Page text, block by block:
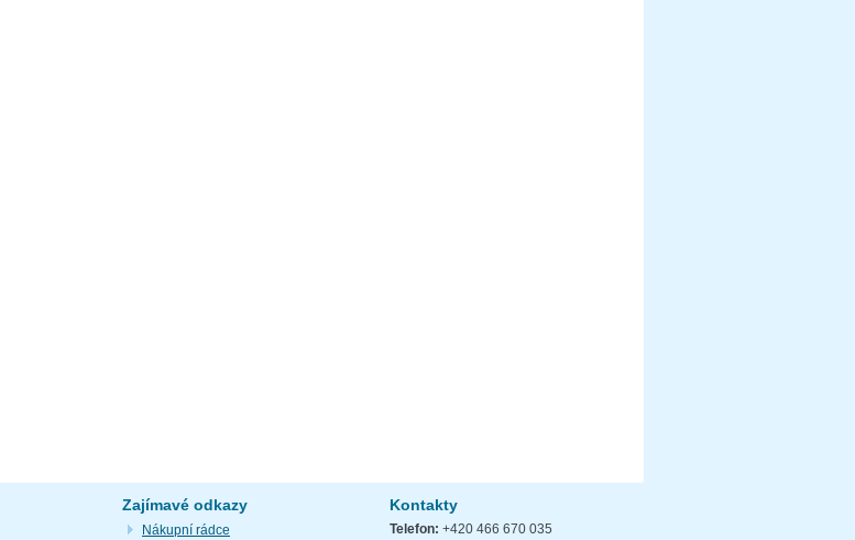
Zajímavé odkazy
Nákupní rádce
Kontakty
Telefon: +420 466 670 035